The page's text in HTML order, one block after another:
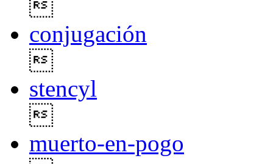
conjugación
stencyl
muerto-en-pogo